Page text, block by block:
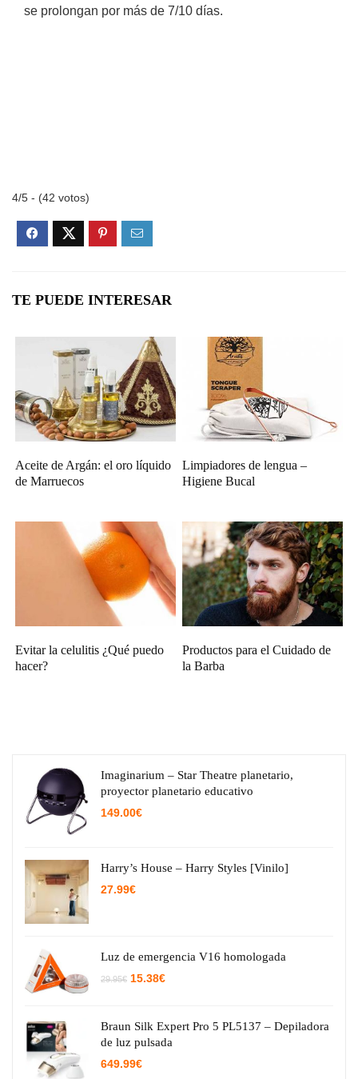
se prolongan por más de 7/10 días.
4/5 - (42 votos)
TE PUEDE INTERESAR
Aceite de Argán: el oro líquido
de Marruecos
Limpiadores de lengua –
Higiene Bucal
Evitar la celulitis ¿Qué puedo
hacer?
Productos para el Cuidado de
la Barba
Imaginarium – Star Theatre planetario,
proyector planetario educativo
149.00€
Harry’s House – Harry Styles [Vinilo]
27.99€
Luz de emergencia V16 homologada
29.95€ El
29.95€.
15.38€El
15.38€.
Braun Silk Expert Pro 5 PL5137 – Depiladora
de luz pulsada
649.99€